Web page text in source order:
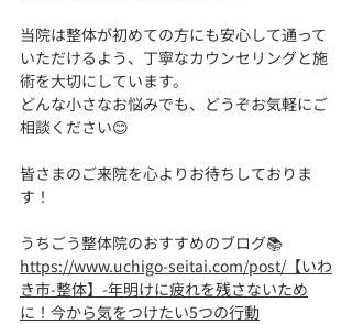
当院は整体が初めての方にも安心して通って
いただけるよう、丁寧なカウンセリングと施
術を大切にしています。
どんな小さなお悩みでも、どうぞお気軽にご
相談ください😊
皆さまのご来院を心よりお待ちしておりま
す！
うちごう整体院のおすすめのブログ📚
https://www.uchigo-seitai.com/post/【いわ
き市-整体】-年明けに疲れを残さないため
に！今から気をつけたい5つの行動